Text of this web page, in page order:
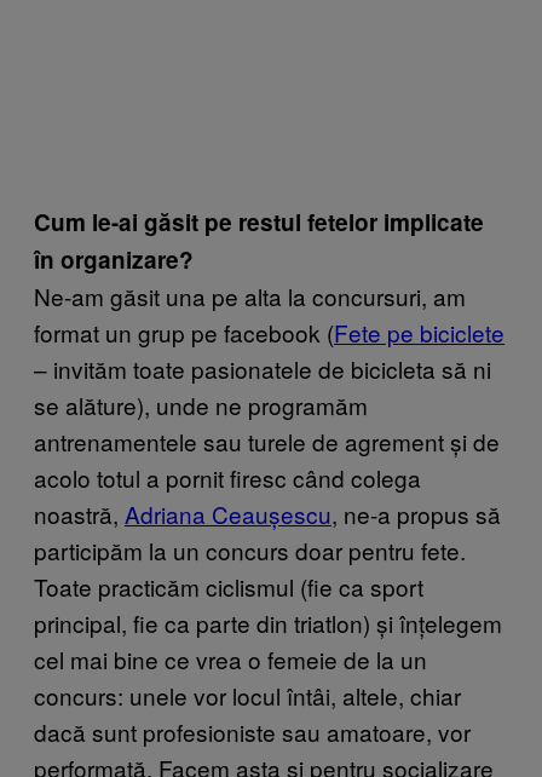
Cum le-ai găsit pe restul fetelor implicate
în organizare?
Ne-am găsit una pe alta la concursuri, am
format un grup pe facebook (Fete pe biciclete
– invităm toate pasionatele de bicicleta să ni
se alăture), unde ne programăm
antrenamentele sau turele de agrement și de
acolo totul a pornit firesc când colega
noastră, Adriana Ceaușescu, ne-a propus să
participăm la un concurs doar pentru fete.
Toate practicăm ciclismul (fie ca sport
principal, fie ca parte din triatlon) și înțelegem
cel mai bine ce vrea o femeie de la un
concurs: unele vor locul întâi, altele, chiar
dacă sunt profesioniste sau amatoare, vor
performață. Facem asta și pentru socializare